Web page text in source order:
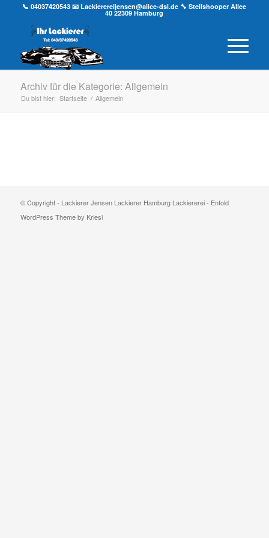
📞 04037420543📧 Lackierereijensen@alice-dsl.de 🔧 Steilshooper Allee
40 22309 Hamburg
Archiv für die Kategorie: Allgemein
Du bist hier: Startseite / Allgemein
© Copyright - Lackierer Jensen Lackierer Hamburg Lackiererei- Enfold
WordPress Theme by Kriesi